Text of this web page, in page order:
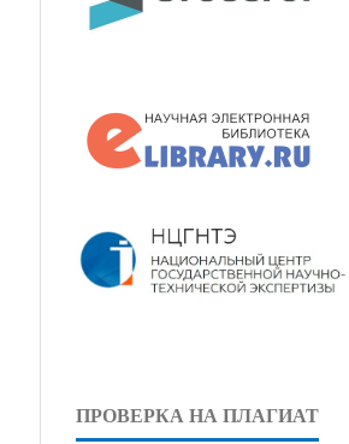
ПРОВЕРКА НА ПЛАГИАТ